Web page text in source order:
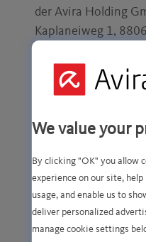
der Avira Holding
Kaplaneiweg 1,
von Hardware über
Domain
diesen Bedingungen
§ 1
Bundle Angebote
(1) Hinsichtlich des
We value your
By clicking "OK" you allow
experience on our site,
usage, and enable us to
deliver personalized
manage cookie settings